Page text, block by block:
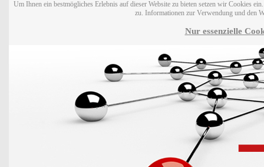
Um Ihnen ein bestmögliches Erlebnis auf dieser Website zu bieten setzen wir Cookies
zu. Informationen zur Verwendung und den
Nur essenzielle